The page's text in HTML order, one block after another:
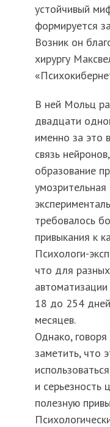
устойчивый
формируется
Возник он
хирургу
В ней Мольц
двадцати
именно за это
связь
образование
требовалось
привыкания к
Психологи-
что для
18 до 254
месяцев.
Однако,
заметить, что
и серьезность
полезную